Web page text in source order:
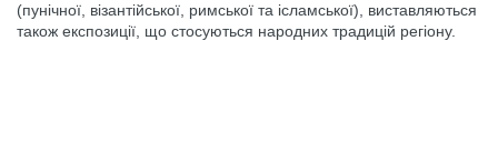
(пунічної, візантійської, римської та ісламської), виставляються
також експозиції, що стосуються народних традицій регіону.